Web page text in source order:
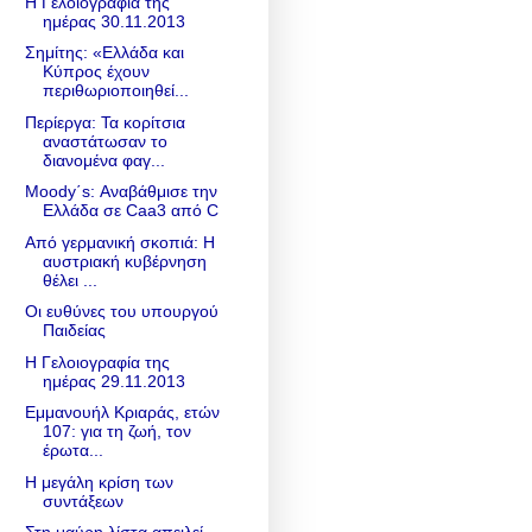
ημέρας 30.11.2013
Σημίτης: «Ελλάδα και
Κύπρος έχουν
περιθωριοποιηθεί...
Περίεργα: Τα κορίτσια
αναστάτωσαν το
διανομένα φαγ...
Moody΄s: Αναβάθμισε την
Ελλάδα σε Caa3 από C
Από γερμανική σκοπιά: Η
αυστριακή κυβέρνηση
θέλει ...
Οι ευθύνες του υπουργού
Παιδείας
Η Γελοιογραφία της
ημέρας 29.11.2013
Εμμανουήλ Κριαράς, ετών
107: για τη ζωή, τον
έρωτα...
Η μεγάλη κρίση των
συντάξεων